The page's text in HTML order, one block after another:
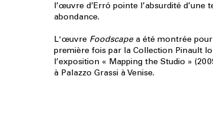
l’œuvre d’Erró pointe l’absurdité d’une
abondance.
L'œuvre Foodscapea été montrée
première fois par la Collection Pinault
l’exposition « Mapping the Studio »
à Palazzo Grassi à Venise.